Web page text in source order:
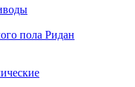
пола Ридан